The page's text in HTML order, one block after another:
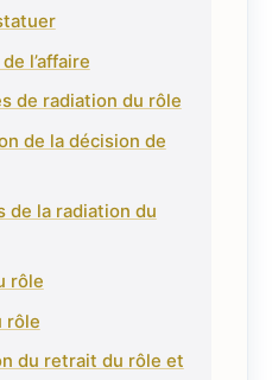
l’affaire
de radiation du rôle
de la décision de
de la radiation du
rôle
rôle
du retrait du rôle et